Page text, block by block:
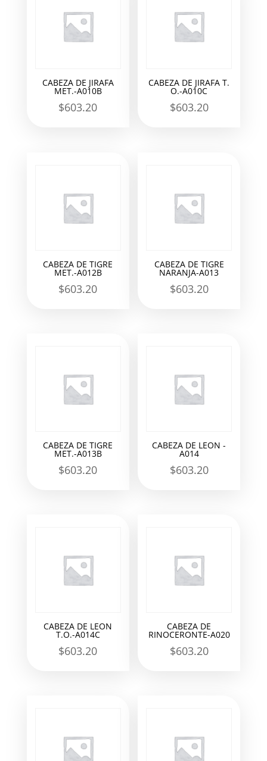
CABEZA DE JIRAFA
MET.-A010B
$603.20
CABEZA DE JIRAFA T.
O.-A010C
$603.20
CABEZA DE TIGRE
MET.-A012B
$603.20
CABEZA DE TIGRE
NARANJA-A013
$603.20
CABEZA DE TIGRE
MET.-A013B
$603.20
CABEZA DE LEON -
A014
$603.20
CABEZA DE LEON
T.O.-A014C
$603.20
CABEZA DE
RINOCERONTE-A020
$603.20